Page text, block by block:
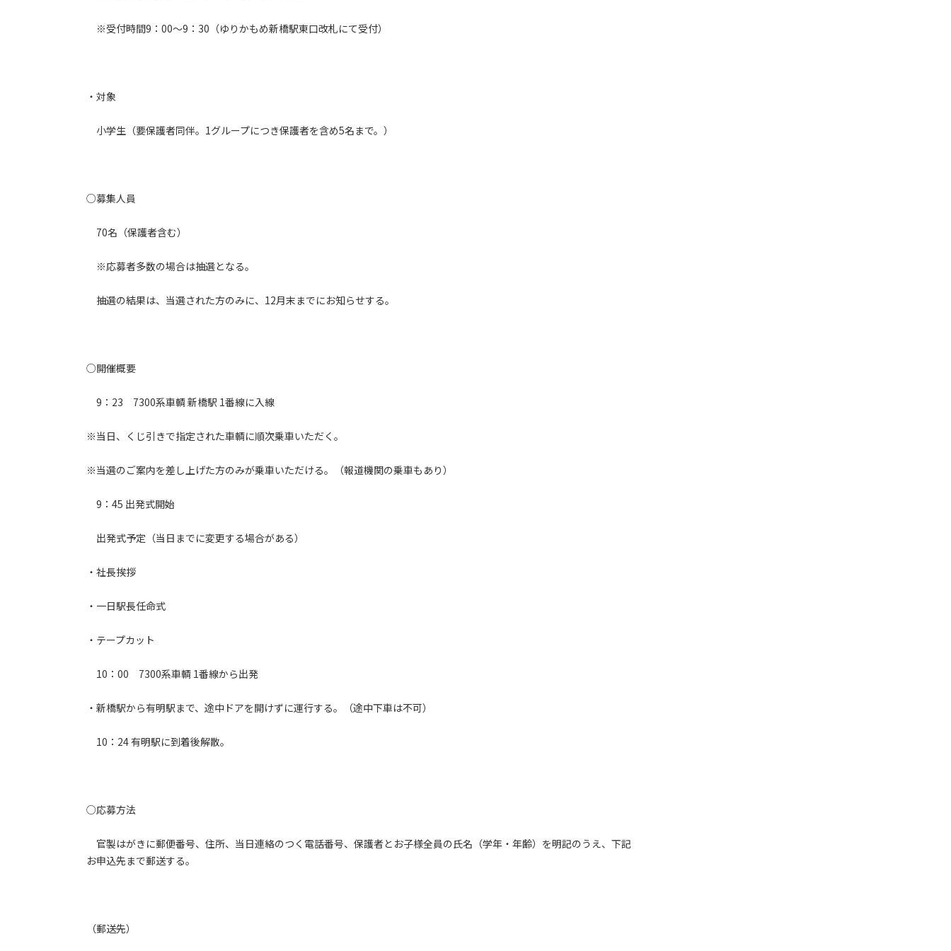
※受付時間9：00～9：30（ゆりかもめ新橋駅東口改札にて受付）
・対象
小学生（要保護者同伴。1グループにつき保護者を含め5名まで。）
○募集人員
70名（保護者含む）
※応募者多数の場合は抽選となる。
抽選の結果は、当選された方のみに、12月末までにお知らせする。
○開催概要
9：23 7300系車輌 新橋駅 1番線に入線
※当日、くじ引きで指定された車輌に順次乗車いただく。
※当選のご案内を差し上げた方のみが乗車いただける。（報道機関の乗車もあり）
9：45 出発式開始
出発式予定（当日までに変更する場合がある）
・社長挨拶
・一日駅長任命式
・テープカット
10：00 7300系車輌 1番線から出発
・新橋駅から有明駅まで、途中ドアを開けずに運行する。（途中下車は不可）
10：24 有明駅に到着後解散。
○応募方法
官製はがきに郵便番号、住所、当日連絡のつく電話番号、保護者とお子様全員の氏名（学年・年齢）を明記のうえ、下記
お申込先まで郵送する。
（郵送先）